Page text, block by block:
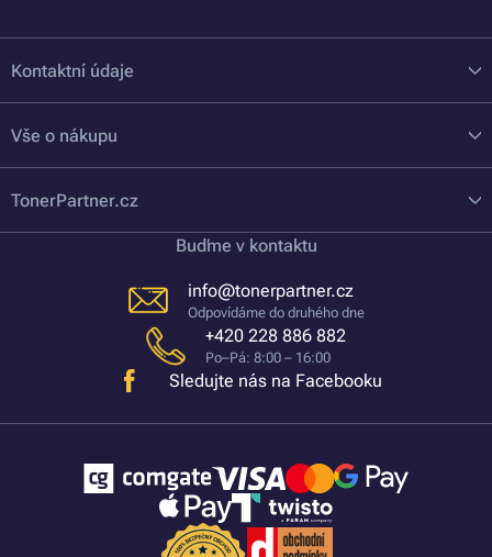
Kontaktní údaje
Vše o nákupu
TonerPartner.cz
Buďme v kontaktu
info@tonerpartner.cz
Odpovídáme do druhého dne
+420 228 886 882
Po–Pá: 8:00 – 16:00
Sledujte nás na Facebooku